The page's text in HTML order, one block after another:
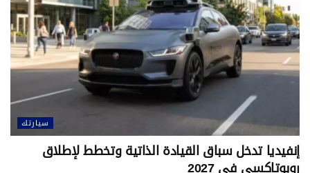
سيارتك
إنفيديا تدخل سباق القيادة الذاتية وتخطط لإطلاق